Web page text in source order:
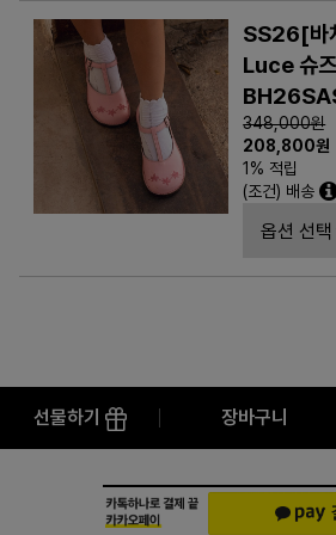
SS26[바
Luce 슈
348,000원
208,800원
1% 적립
(조건) 배송
선물하기 장바구니